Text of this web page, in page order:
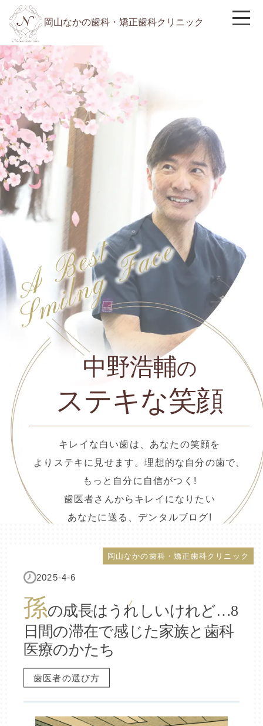
岡山なかの歯科・矯正歯科クリニック
中野浩輔の
ステキな笑顔
キレイな白い歯は、あなたの笑顔を
よりステキに見せます。理想的な自分の歯で、
もっと自分に自信がつく!
歯医者さんからキレイになりたい
あなたに送る、デンタルブログ!
岡山なかの歯科・矯正歯科クリニック
2025-4-6
孫の成長はうれしいけれど…8
日間の滞在で感じた家族と歯科
医療のかたち
歯医者の選び方